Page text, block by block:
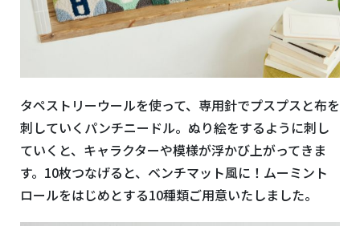
タペストリーウールを使って、専用針でプスプスと布を
刺していくパンチニードル。ぬり絵をするように刺し
ていくと、キャラクターや模様が浮かび上がってきま
す。10枚つなげると、ベンチマット風に！ムーミント
ロールをはじめとする10種類ご用意いたしました。